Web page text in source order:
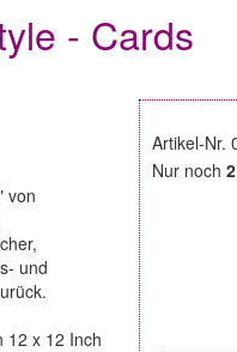
- Cards
Artikel-Nr.
Nur noch 2
von
und
12 x 12 Inch